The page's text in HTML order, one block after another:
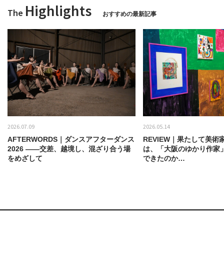
The Highlights おすすめの最新記事
2026.07.09
AFTERWORDS｜ダンスアフターダンス
2026 ——交差、越境し、混ざり合う場
をめざして
2026.05.14
REVIEW｜果たして美術
は、「大阪のゆかり作家
できたのか…